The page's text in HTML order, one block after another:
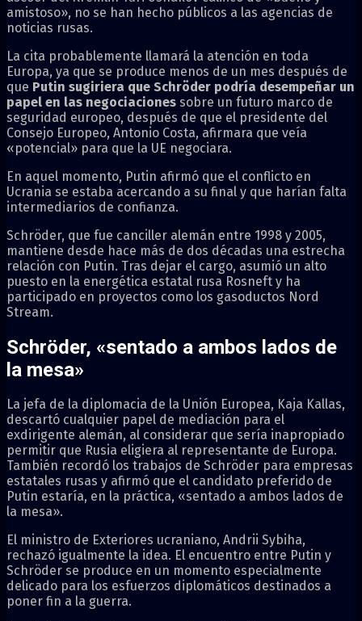
amistoso», no se han hecho públicos a las agencias de
noticias rusas.
La cita probablemente llamará la atención en toda
Europa, ya que se produce menos de un mes después de
que Putin sugiriera que Schröder podría desempeñar un
papel en las negociaciones sobre un futuro marco de
seguridad europeo, después de que el presidente del
Consejo Europeo, Antonio Costa, afirmara que veía
«potencial» para que la UE negociara.
En aquel momento, Putin afirmó que el conflicto en
Ucrania se estaba acercando a su final y que harían falta
intermediarios de confianza.
Schröder, que fue canciller alemán entre 1998 y 2005,
mantiene desde hace más de dos décadas una estrecha
relación con Putin. Tras dejar el cargo, asumió un alto
puesto en la energética estatal rusa Rosneft y ha
participado en proyectos como los gasoductos Nord
Stream.
Schröder, «sentado a ambos lados de
la mesa»
La jefa de la diplomacia de la Unión Europea, Kaja Kallas,
descartó cualquier papel de mediación para el
exdirigente alemán, al considerar que sería inapropiado
permitir que Rusia eligiera al representante de Europa.
También recordó los trabajos de Schröder para empresas
estatales rusas y afirmó que el candidato preferido de
Putin estaría, en la práctica, «sentado a ambos lados de
la mesa».
El ministro de Exteriores ucraniano, Andrii Sybiha,
rechazó igualmente la idea. El encuentro entre Putin y
Schröder se produce en un momento especialmente
delicado para los esfuerzos diplomáticos destinados a
poner fin a la guerra.